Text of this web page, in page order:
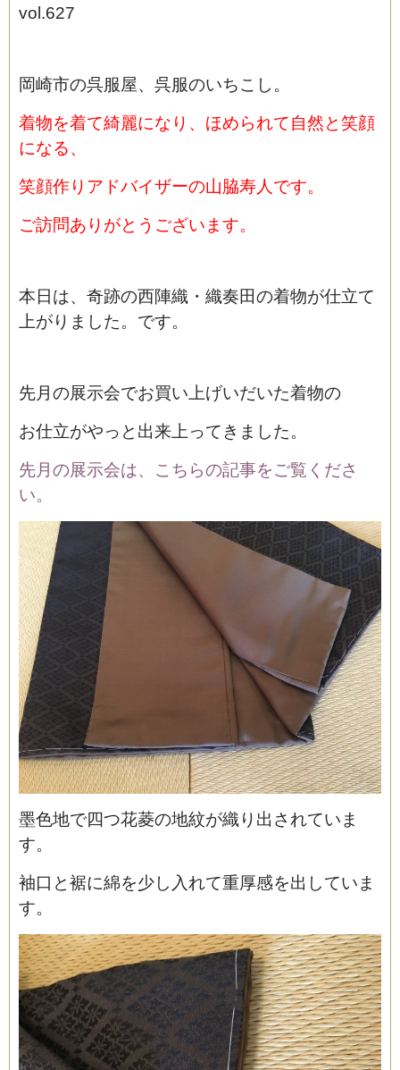
vol.627
岡崎市の呉服屋、呉服のいちこし。
着物を着て綺麗になり、ほめられて自然と笑顔
になる、
笑顔作りアドバイザーの山脇寿人です。
ご訪問ありがとうございます。
本日は、奇跡の西陣織・織奏田の着物が仕立て
上がりました。です。
先月の展示会でお買い上げいだいた着物の
お仕立がやっと出来上ってきました。
先月の展示会は、こちらの記事をご覧くださ
い。
墨色地で四つ花菱の地紋が織り出されていま
す。
袖口と裾に綿を少し入れて重厚感を出していま
す。